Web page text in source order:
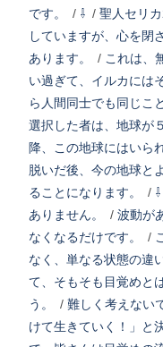
です。
/ ⇩ / 聖人セリ
していますが、心を閉
あります。
/ これは、
い過ぎて、イルカには
ら人間同士でも同じこ
選択した者は、地球が
降、この地球にはいら
脱いだ後、今の地球と
ることになります。
/ ⇩
ありません。
/ 波動が
なくなるだけです。
/
なく、単なる状態の違
て、そもそも目覚めと
う。
/ 難しく考えない
けて生きていく！」と